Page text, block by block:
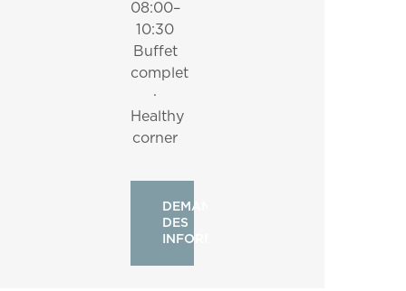
08:00–
10:30
Buffet
complet
·
Healthy
corner
DEMANDER
DES
INFORMATIONS